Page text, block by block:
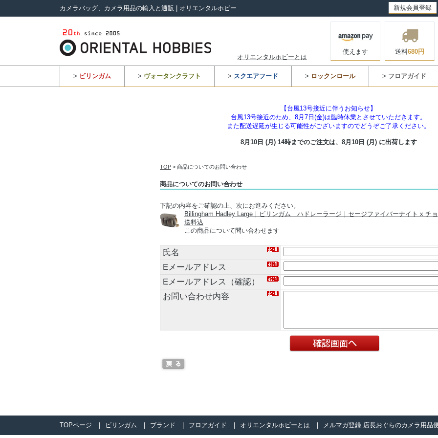
カメラバッグ、カメラ用品の輸入と通販 | オリエンタルホビー 新規会員登録
オリエンタルホビーとは
使えます 送料680円
> ビリンガム > ヴォータンクラフト > スクエアフード > ロックンロール > フロアガイド
【台風13号接近に伴うお知らせ】
台風13号接近のため、8月7日(金)は臨時休業とさせていただきます。
また配送遅延が生じる可能性がございますのでどうぞご了承ください。
8月10日 (月) 14時までのご注文は、 8月10日 (月) に出荷します
TOP > 商品についてのお問い合わせ
商品についてのお問い合わせ
下記の内容をご確認の上、次にお進みください。
Billingham Hadley Large｜ビリンガム ハドレーラージ｜セージファイバーナイト x チ
送料込
この商品について問い合わせます
氏名
Eメールアドレス
Eメールアドレス（確認）
お問い合わせ内容
TOPページ ビリンガム ブランド フロアガイド オリエンタルホビーとは メルマガ登録 店長おぐらのカメラ用品